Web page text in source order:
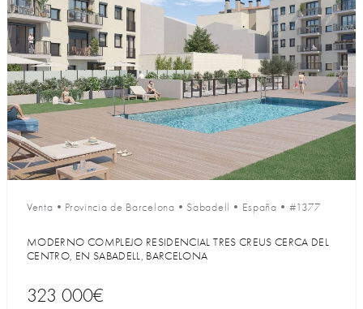
Venta • Provincia de Barcelona • Sabadell • España • #1377
MODERNO COMPLEJO RESIDENCIAL TRES CREUS CERCA DEL
CENTRO, EN SABADELL, BARCELONA
323 000€